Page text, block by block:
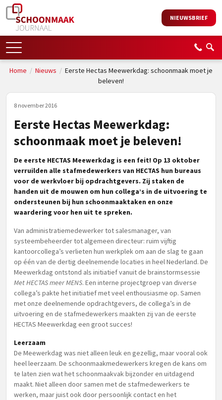
NIEUWSBRIEF
Home / Nieuws / Eerste Hectas Meewerkdag: schoonmaak moet je
beleven!
8 november 2016
Eerste Hectas Meewerkdag:
schoonmaak moet je beleven!
De eerste HECTAS Meewerkdag is een feit! Op 13 oktober
verruilden alle stafmedewerkers van HECTAS hun bureaus
voor de werkvloer bij opdrachtgevers. Zij staken de
handen uit de mouwen om hun collega’s in de uitvoering te
ondersteunen bij hun schoonmaaktaken en onze
waardering voor hen uit te spreken.
Van administratiemedewerker tot salesmanager, van
systeembeheerder tot algemeen directeur: ruim vijftig
kantoorcollega’s verlieten hun werkplek om aan de slag te gaan
op één van de dertig deelnemende locaties in heel Nederland. De
Meewerkdag ontstond als initiatief vanuit de brainstormsessie
Met HECTAS meer MENS. Een interne projectgroep van diverse
collega’s pakte het initiatief met veel enthousiasme op. Samen
met onze deelnemende opdrachtgevers, de collega’s in de
uitvoering en de stafmedewerkers maakten zij van de eerste
HECTAS Meewerkdag een groot succes!
Leerzaam
De Meewerkdag was niet alleen leuk en gezellig, maar vooral ook
heel leerzaam. De schoonmaakmedewerkers kregen de kans om
te laten zien wat het schoonmaakvak bijzonder en uitdagend
maakt. Niet alleen door samen met de stafmedewerkers te
werken, maar juist ook door persoonlijk contact en het